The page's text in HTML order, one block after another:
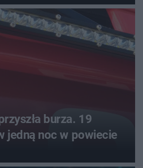
Prąd, telefon i
auta
burza. 19
jedną noc w powiecie